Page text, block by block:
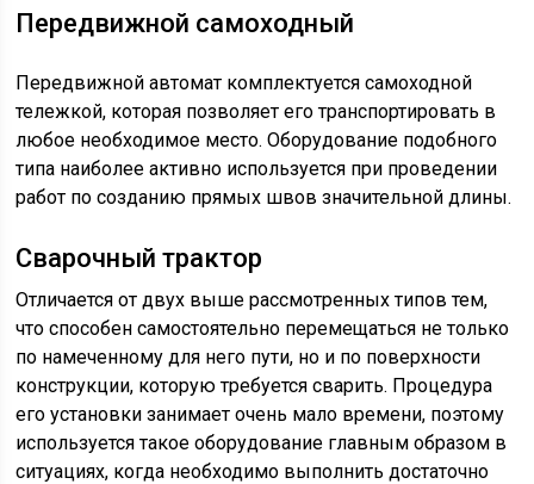
Передвижной самоходный
Передвижной автомат комплектуется самоходной
тележкой, которая позволяет его транспортировать в
любое необходимое место. Оборудование подобного
типа наиболее активно используется при проведении
работ по созданию прямых швов значительной длины.
Сварочный трактор
Отличается от двух выше рассмотренных типов тем,
что способен самостоятельно перемещаться не только
по намеченному для него пути, но и по поверхности
конструкции, которую требуется сварить. Процедура
его установки занимает очень мало времени, поэтому
используется такое оборудование главным образом в
ситуациях, когда необходимо выполнить достаточно